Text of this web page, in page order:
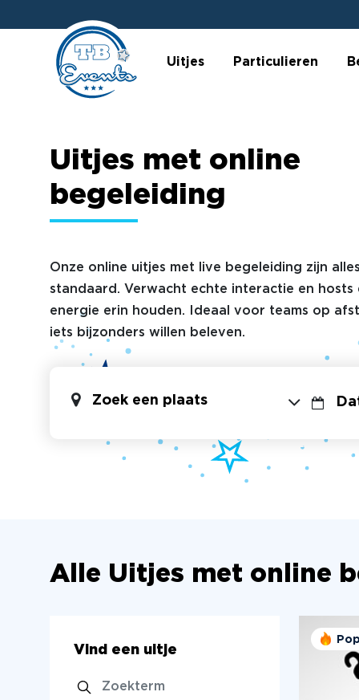
Uitjes Particulieren
Uitjes met online
begeleiding
Onze online uitjes met live begeleiding zijn
standaard. Verwacht echte interactie en hosts
energie erin houden. Ideaal voor teams op
iets bijzonders willen beleven.
Zoek een plaats
Alle Uitjes met online
Vind een uitje